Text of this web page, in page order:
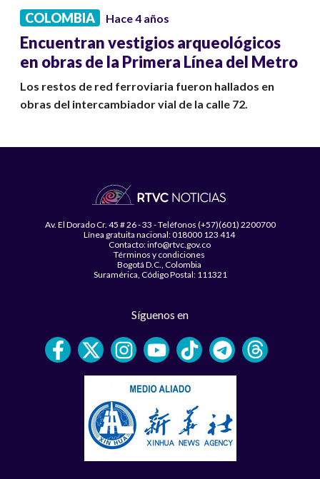
COLOMBIA Hace 4 años
Encuentran vestigios arqueológicos
en obras de la Primera Línea del Metro
Los restos de red ferroviaria fueron hallados en
obras del intercambiador vial de la calle 72.
Av. El Dorado Cr. 45 # 26 - 33 - Teléfonos (+57)(601) 2200700
Línea gratuita nacional: 018000 123 414
Contacto: info@rtvc.gov.co
Términos y condiciones
Bogotá D.C., Colombia
Suramérica, Código Postal: 111321
Síguenos en